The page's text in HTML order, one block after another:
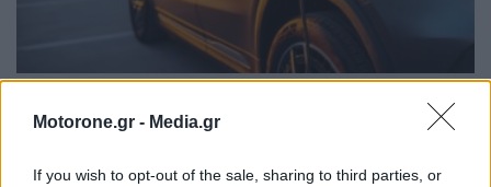
Motorone.gr - Media.gr
If you wish to opt-out of the sale, sharing to third parties, or
Ηλεκτροκίνηση: Οι υπηρεσίες και τα πακέτα των
παρόχων ενέργειας